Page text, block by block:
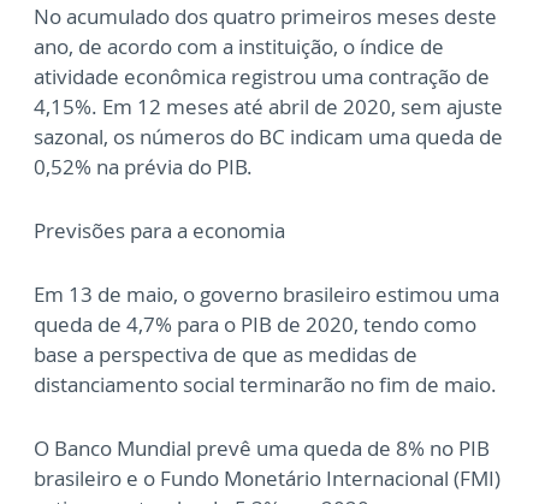
No acumulado dos quatro primeiros meses deste
ano, de acordo com a instituição, o índice de
atividade econômica registrou uma contração de
4,15%. Em 12 meses até abril de 2020, sem ajuste
sazonal, os números do BC indicam uma queda de
0,52% na prévia do PIB.
Previsões para a economia
Em 13 de maio, o governo brasileiro estimou uma
queda de 4,7% para o PIB de 2020, tendo como
base a perspectiva de que as medidas de
distanciamento social terminarão no fim de maio.
O Banco Mundial prevê uma queda de 8% no PIB
brasileiro e o Fundo Monetário Internacional (FMI)